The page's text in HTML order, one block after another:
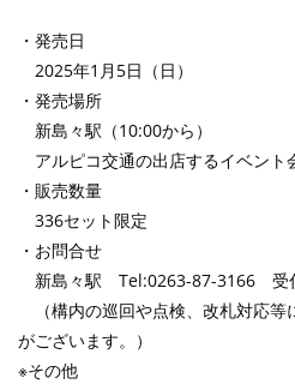
・発売日
2025年1月5日（日）
・発売場所
新島々駅（10:00から）
アルピコ交通の出店するイベント
・販売数量
336セット限定
・お問合せ
新島々駅 Tel:0263-87-3166 受
（構内の巡回や点検、改札対応等
がございます。）
※その他